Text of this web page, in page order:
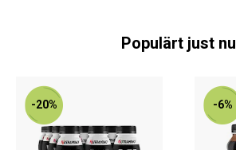
Populärt just nu
-20% -6%